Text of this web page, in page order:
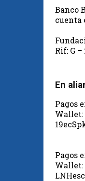
Banco
cuenta
Rif: G –
En
Pagos
Wallet:
Pagos
Wallet: